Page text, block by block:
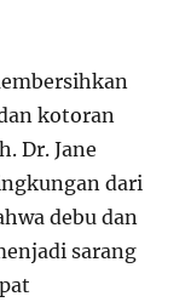
kotoran
Dr. Jane
dari
debu dan
sarang